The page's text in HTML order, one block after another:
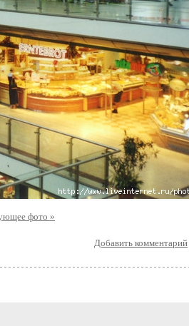
фото »
Добавить комментарий